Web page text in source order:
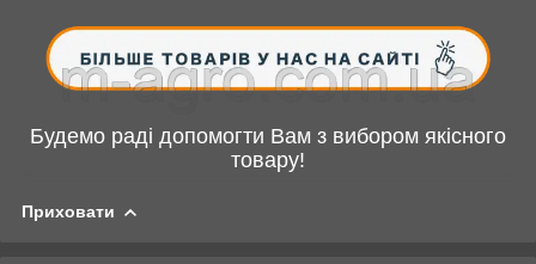
Будемо раді допомогти Вам з вибором якісного
товару!
Приховати